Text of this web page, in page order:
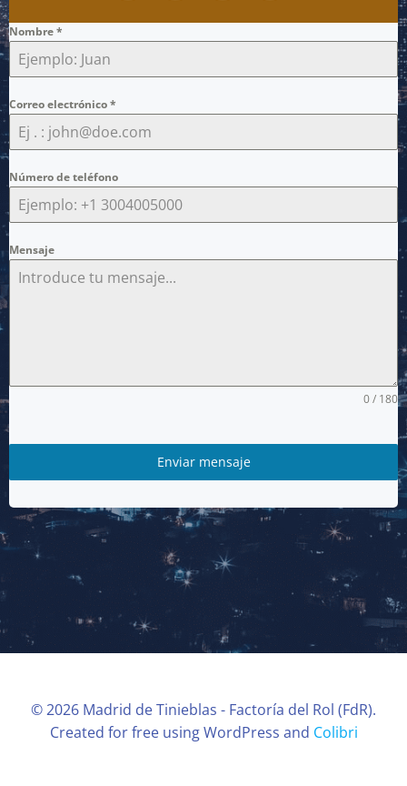
Nombre*
Correo electrónico*
Número de teléfono
Mensaje
0 / 180
Enviar mensaje
© 2026 Madrid de Tinieblas - Factoría del Rol (FdR).
Created for free using WordPress and Colibri